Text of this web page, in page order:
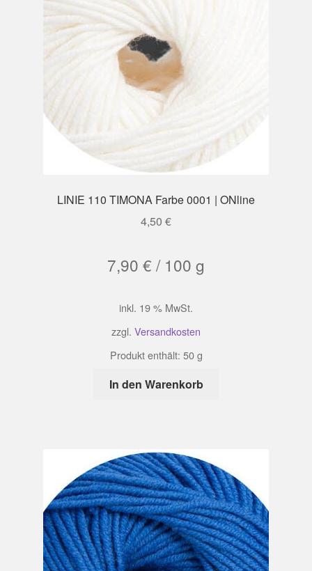
LINIE 110 TIMONA Farbe 0001 | ONline
4,50 €
7,90 € / 100 g
inkl. 19 % MwSt.
zzgl. Versandkosten
Produkt enthält: 50g
In den Warenkorb